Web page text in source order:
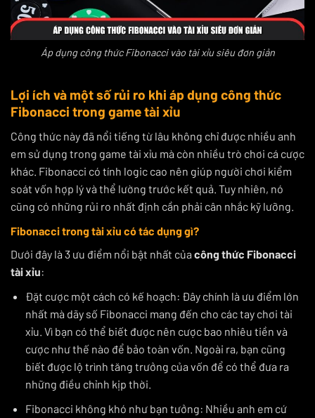
Áp dụng công thức Fibonacci vào tài xỉu siêu đơn giản
Lợi ích và một số rủi ro khi áp dụng công thức
Fibonacci trong game tài xỉu
Công thức này đã nổi tiếng từ lâu không chỉ được nhiều anh
em sử dụng trong game tài xỉu mà còn nhiều trò chơi cá cược
khác. Fibonacci có tính logic cao nên giúp người chơi kiểm
soát vốn hợp lý và thể lường trước kết quả. Tuy nhiên, nó
cũng có những rủi ro nhất định cần phải cân nhắc kỹ lưỡng.
Fibonacci trong tài xỉu có tác dụng gì?
Dưới đây là 3 ưu điểm nổi bật nhất của công thức Fibonacci
tài xỉu:
Đặt cược một cách có kế hoạch: Đây chính là ưu điểm lớn
nhất mà dãy số Fibonacci mang đến cho các tay chơi tài
xỉu. Vì bạn có thể biết được nên cược bao nhiêu tiền và
cược như thế nào để bảo toàn vốn. Ngoài ra, bạn cũng
biết được lộ trình tăng trưởng của vốn để có thể đưa ra
những điều chỉnh kịp thời.
Fibonacci không khó như bạn tưởng: Nhiều anh em cứ